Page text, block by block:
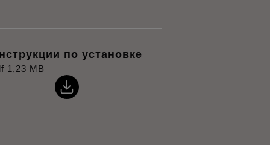
по установке
1,23 MB